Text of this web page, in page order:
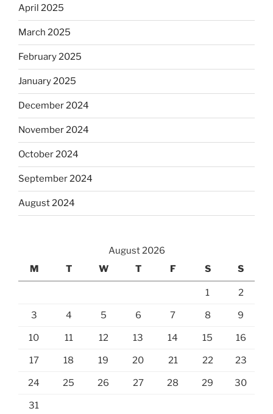
April 2025
March 2025
February 2025
January 2025
December 2024
November 2024
October 2024
September 2024
August 2024
August 2026
M
T W T F S S
1 2
3 4 5 6 7 8 9
10 11 12 13 14 15 16
17 18 19 20 21 22 23
24 25 26 27 28 29 30
31